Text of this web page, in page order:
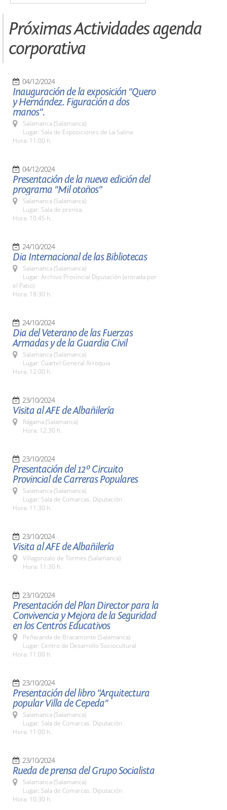
Próximas Actividades agenda
corporativa
04/12/2024
Inauguración de la exposición "Quero
y Hernández. Figuración a dos
manos".
Salamanca (Salamanca)
Lugar: Sala de Exposiciones de La Salina
Hora: 11:00 h.
04/12/2024
Presentación de la nueva edición del
programa "Mil otoños"
Salamanca (Salamanca)
Lugar: Sala de prensa.
Hora: 10:45 h.
24/10/2024
Dia Internacional de las Bibliotecas
Salamanca (Salamanca)
Lugar: Archivo Provincial Diputación (entrada por
el Patio)
Hora: 18:30 h.
24/10/2024
Dia del Veterano de las Fuerzas
Armadas y de la Guardia Civil
Salamanca (Salamanca)
Lugar: Cuartel General Arroquia
Hora: 12:00 h.
23/10/2024
Visita al AFE de Albañilería
Rágama (Salamanca)
Hora: 12:30 h.
23/10/2024
Presentación del 12º Circuito
Provincial de Carreras Populares
Salamanca (Salamanca)
Lugar: Sala de Comarcas. Diputación
Hora: 11:30 h.
23/10/2024
Visita al AFE de Albañilería
Villagonzalo de Tormes (Salamanca)
Hora: 11:30 h.
23/10/2024
Presentación del Plan Director para la
Convivencia y Mejora de la Seguridad
en los Centros Educativos
Peñaranda de Bracamonte (Salamanca)
Lugar: Centro de Desarrollo Sociocultural
Hora: 11:00 h.
23/10/2024
Presentación del libro "Arquitectura
popular Villa de Cepeda"
Salamanca (Salamanca)
Lugar: Sala de Comarcas. Diputación
Hora: 11:00 h.
23/10/2024
Rueda de prensa del Grupo Socialista
Salamanca (Salamanca)
Lugar: Sala de Comarcas. Diputación
Hora: 10:30 h.